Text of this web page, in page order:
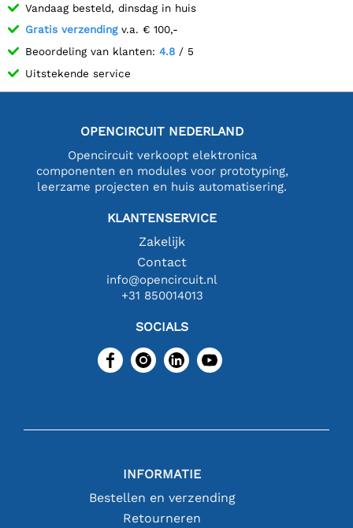
Vandaag besteld, dinsdag in huis
Gratis verzendingv.a. € 100,-
Beoordeling van klanten: 4.8 / 5
Uitstekende service
OPENCIRCUIT NEDERLAND
Opencircuit verkoopt elektronica
componenten en modules voor prototyping,
leerzame projecten en huis automatisering.
KLANTENSERVICE
Zakelijk
Contact
info@opencircuit.nl
+31 850014013
SOCIALS
INFORMATIE
Bestellen en verzending
Retourneren